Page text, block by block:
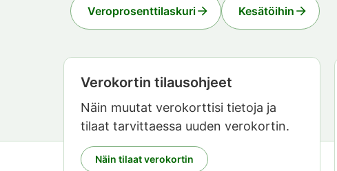
Veroprosenttilaskuri Kesätöihin
Verokortin tilausohjeet
Näin muutat verokorttisi tietoja ja
tilaat tarvittaessa uuden verokortin.
Näin tilaat verokortin